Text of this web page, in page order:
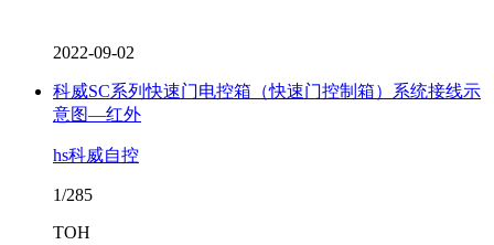
2022-09-02
科威SC系列快速门电控箱（快速门控制箱）系统接线示
意图—红外
hs科威自控
1/285
TOH